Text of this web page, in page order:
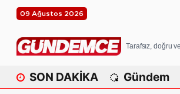
09 Ağustos 2026
Tarafsız, doğru
SON DAKİKA Gündem